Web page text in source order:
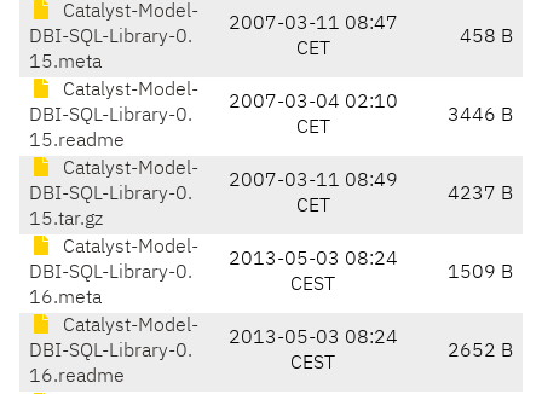
Catalyst-Model-
DBI-SQL-Library-0.
15.meta
2007-03-11 08:47
CET
458 B
Catalyst-Model-
DBI-SQL-Library-0.
15.readme
2007-03-04 02:10
CET
3446 B
Catalyst-Model-
DBI-SQL-Library-0.
15.tar.gz
2007-03-11 08:49
CET
4237 B
Catalyst-Model-
DBI-SQL-Library-0.
16.meta
2013-05-03 08:24
CEST
1509 B
Catalyst-Model-
DBI-SQL-Library-0.
16.readme
2013-05-03 08:24
CEST
2652 B